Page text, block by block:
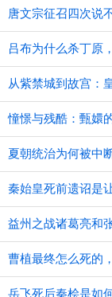
唐文宗征召四次说
吕布为什么杀丁原
从紫禁城到故宫：
憧憬与残酷：甄嬛
夏朝统治为何被中
秦始皇死前遗诏是
益州之战诸葛亮和
曹植最终怎么死的